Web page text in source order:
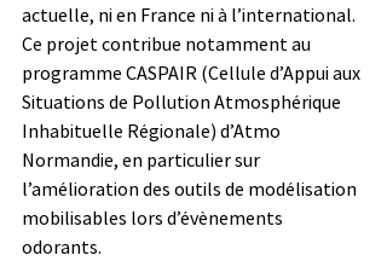
actuelle, ni en France ni à l’international.
Ce projet contribue notamment au
programme CASPAIR (Cellule d’Appui aux
Situations de Pollution Atmosphérique
Inhabituelle Régionale) d’Atmo
Normandie, en particulier sur
l’amélioration des outils de modélisation
mobilisables lors d’évènements
odorants.